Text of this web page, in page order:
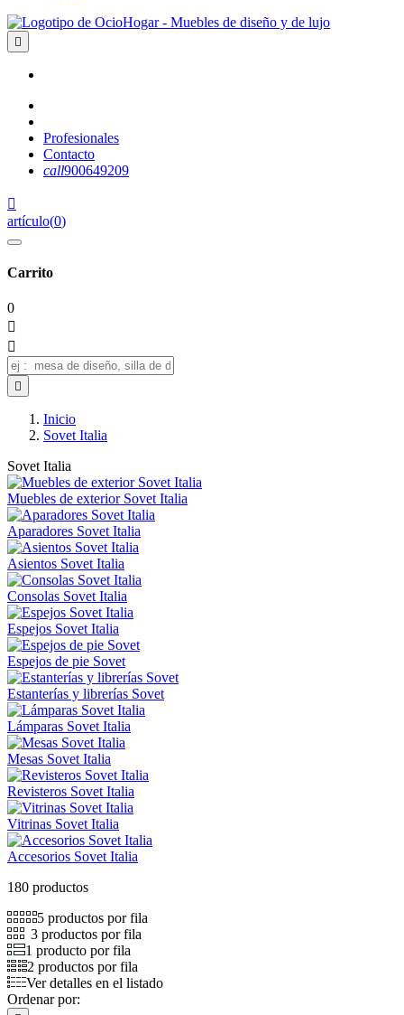

Profesionales
Contacto
call900649209

artículo(0)
Carrito
0



Inicio
Sovet Italia
Sovet Italia
Muebles de exterior Sovet Italia
Aparadores Sovet Italia
Asientos Sovet Italia
Consolas Sovet Italia
Espejos Sovet Italia
Espejos de pie Sovet
Estanterías y librerías Sovet
Lámparas Sovet Italia
Mesas Sovet Italia
Revisteros Sovet Italia
Vitrinas Sovet Italia
Accesorios Sovet Italia
180 productos
5 productos por fila
3 productos por fila
1 producto por fila
2 productos por fila
Ver detalles en el listado
Ordenar por: